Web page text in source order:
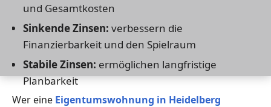
und Gesamtkosten
Sinkende Zinsen: verbessern die
Finanzierbarkeit und den Spielraum
Stabile Zinsen: ermöglichen langfristige
Planbarkeit
Wer eine Eigentumswohnung in Heidelberg